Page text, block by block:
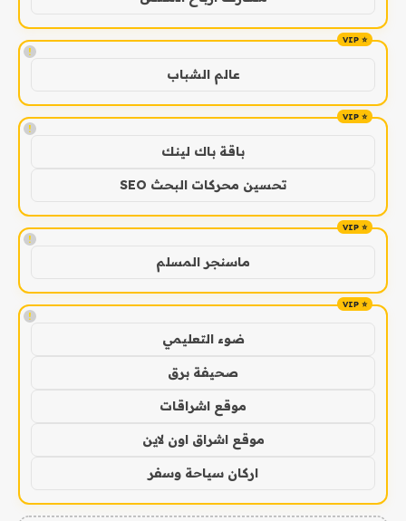
!
عالم الشباب
!
باقة باك لينك
تحسين محركات البحث SEO
!
ماسنجر المسلم
!
ضوء التعليمي
صحيفة برق
موقع اشراقات
موقع اشراق اون لاين
اركان سياحة وسفر